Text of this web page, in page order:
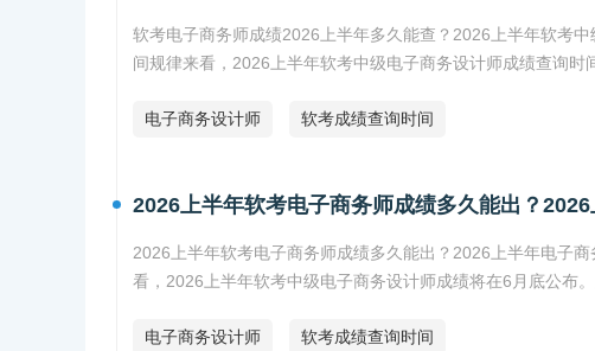
软考电子商务师成绩2026上半年多久能查？2026上半年软考
间规律来看，2026上半年软考中级电子商务设计师成绩查询时
电子商务设计师 软考成绩查询时间
2026上半年软考电子商务师成绩多久能出？
2026上半年软考电子商务师成绩多久能出？2026上半年电子
看，2026上半年软考中级电子商务设计师成绩将在6月底公布
电子商务设计师 软考成绩查询时间